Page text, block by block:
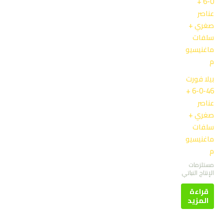
بيلا فورت
46-0-6 +
عناصر
صغري +
سلفات
ماغنيسيو
م
مستلزمات
الإنتاج النباتي
قراءة
المزيد